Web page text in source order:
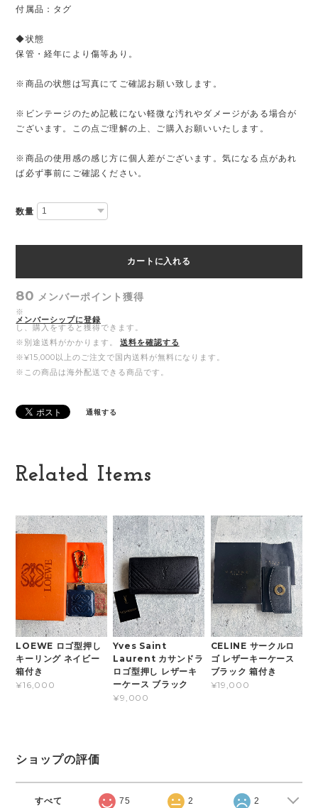
付属品：タグ
◆状態
保管・経年により傷等あり。
※商品の状態は写真にてご確認お願い致します。
※ビンテージのため記載にない軽微な汚れやダメージがある場合が
ございます。この点ご理解の上、ご購入お願いいたします。
※商品の使用感の感じ方に個人差がございます。気になる点があれ
ば必ず事前にご確認ください。
数量
カートに入れる
80 メンバーポイント 獲得
※
メンバーシップに登録
し、購入をすると獲得できます。
※別途送料がかかります。
送料を確認する
※¥15,000以上のご注文で国内送料が無料になります。
※この商品は海外配送できる商品です。
通報する
Related Items
LOEWE ロゴ型押し
キーリング ネイビー
箱付き
¥16,000
Yves Saint
Laurent カサンドラ
ロゴ型押し レザーキ
ーケース ブラック
¥9,000
CELINE サークルロ
ゴ レザーキーケース
ブラック 箱付き
¥19,000
ショップの評価
すべて 75 2 2